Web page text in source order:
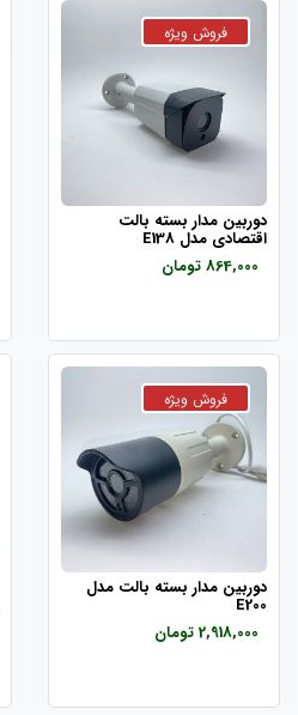
دوربین مدار بسته بالت
اقتصادی مدل E138
864,000 تومان
دوربین مدار بسته بالت مدل
E200
2,918,000 تومان